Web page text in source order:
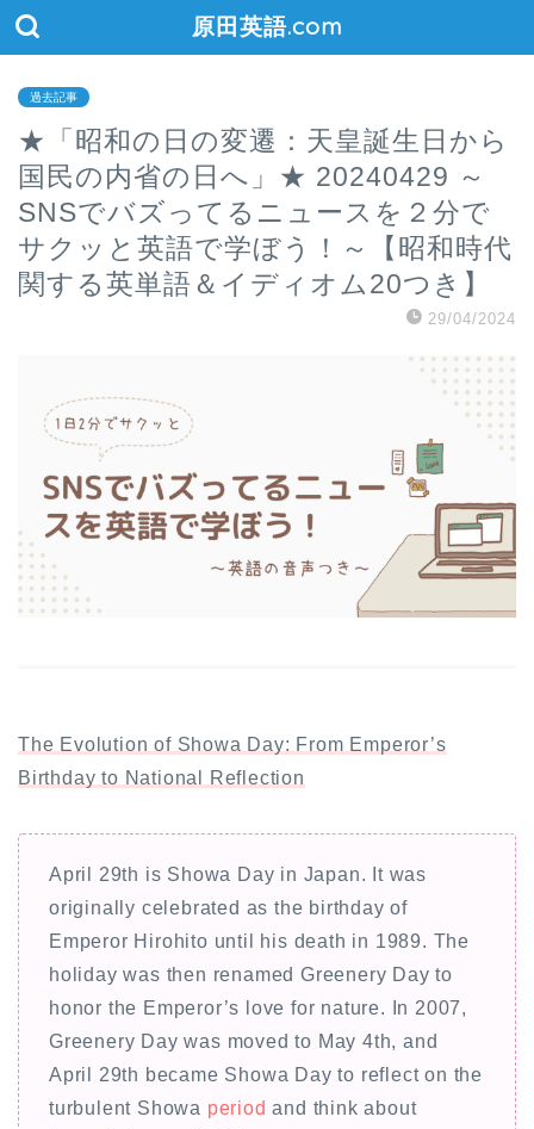
原田英語.com
過去記事
★「昭和の日の変遷：天皇誕生日から
国民の内省の日へ」★ 20240429 ～
SNSでバズってるニュースを２分で
サクッと英語で学ぼう！～【昭和時代
関する英単語＆イディオム20つき】
29/04/2024
The Evolution of Showa Day: From Emperor’s
Birthday to National Reflection
April 29th is Showa Day in Japan. It was
originally celebrated as the birthday of
Emperor Hirohito until his death in 1989. The
holiday was then renamed Greenery Day to
honor the Emperor’s love for nature. In 2007,
Greenery Day was moved to May 4th, and
April 29th became Showa Day to reflect on the
turbulent Showa period and think about